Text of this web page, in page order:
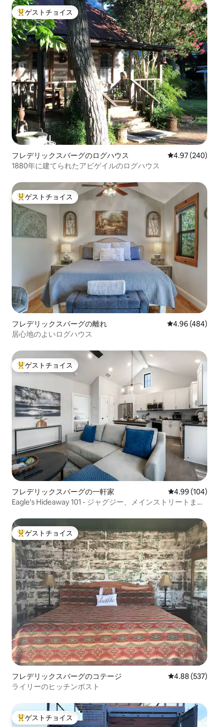
大好評のゲストチョイスです。
ゲストチョイス
フレデリックスバーグのログハウス レビュー240
4.97 (240)
1880年に建てられたアビゲイルのログハウス
大好評のゲストチョイスです。
ゲストチョイス
フレデリックスバーグの離れ レビュー484
4.96 (484)
居心地のよいログハウス
大好評のゲストチョイスです。
ゲストチョイス
フレデリックスバーグの一軒家 レビュー104
4.99 (104)
Eagle's Hideaway 101 - ジャグジー、メインストリートまで
大好評のゲストチョイスです。
ゲストチョイス
フレデリックスバーグのコテージ レビュー537
4.88 (537)
ライリーのヒッチンポスト
大好評のゲストチョイスです。
ゲストチョイス